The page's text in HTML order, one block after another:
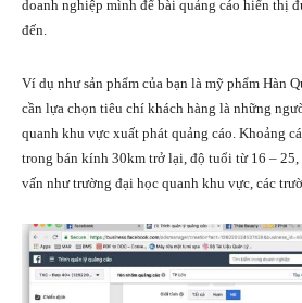
doanh nghiệp mình để bài quảng cáo hiển thị
đến.
Ví dụ như sản phẩm của bạn là mỹ phẩm Hàn
cần lựa chọn tiêu chí khách hàng là những
quanh khu vực xuất phát quảng cáo. Khoảng
trong bán kính 30km trở lại, độ tuổi từ 16 –
vấn như trường đại học quanh khu vực, các